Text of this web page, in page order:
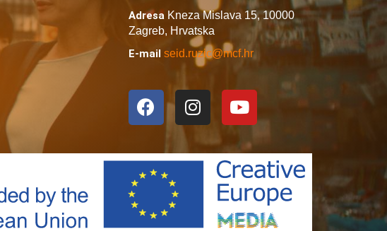
Adresa Kneza Mislava 15,10000
Zagreb, Hrvatska
E-mail seid.ruzic@mcf.hr